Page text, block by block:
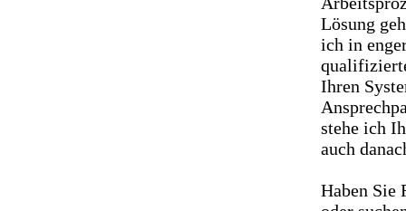
Lösung
ich in
Ihren
stehe ich
auch
Haben Sie